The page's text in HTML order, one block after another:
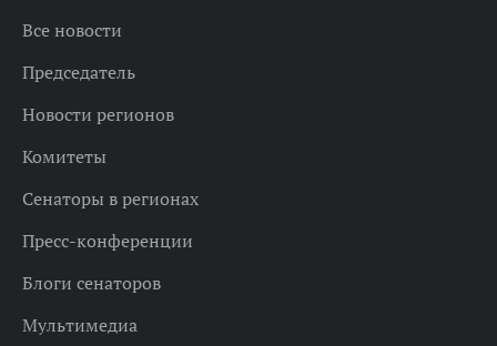
Все новости
Председатель
Новости регионов
Комитеты
Сенаторы в регионах
Пресс-конференции
Блоги сенаторов
Мультимедиа